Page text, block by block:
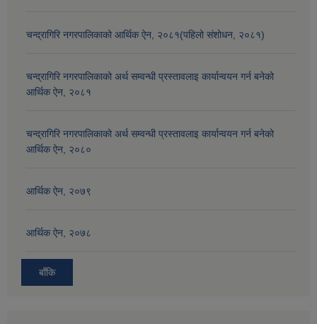
चन्द्रागिरि नगरपालिकाको आर्थिक ऐन, २०८१(पहिलो संशोधन, २०८१)
चन्द्रागिरि नगरपालिकाको अर्थ सम्वन्धी प्रस्तावलाइ कार्यान्वयन गर्न बनेको
आर्थिक ऐन, २०८१
चन्द्रागिरि नगरपालिकाको अर्थ सम्वन्धी प्रस्तावलाइ कार्यान्वयन गर्न बनेको
आर्थिक ऐन, २०८०
आर्थिक ऐन, २०७९
आर्थिक ऐन, २०७८
बाँकि